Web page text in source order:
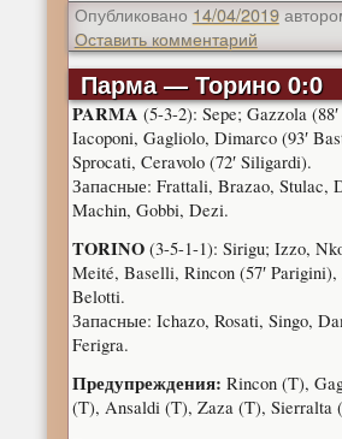
Опубликовано 14/04/2019
Оставить комментарий
Парма — Торино 0:0
PARMA (5-3-2): Sepe; Gazzola
Iacoponi, Gagliolo, Dimarco (93′
Sprocati, Ceravolo (72′ Siligardi).
Запасные: Frattali, Brazao, Stulac,
Machin, Gobbi, Dezi.
TORINO(3-5-1-1): Sirigu; Izzo,
Meité, Baselli, Rincon (57′
Belotti.
Запасные: Ichazo, Rosati, Singo,
Ferigra.
Предупреждения: Rincon (T),
(T), Ansaldi (T), Zaza (T), Sierralta